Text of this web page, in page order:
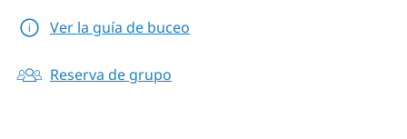
Ver la guía de buceo
Reserva de grupo